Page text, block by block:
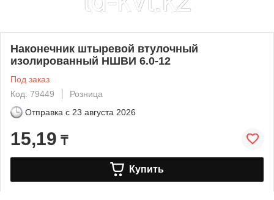
Наконечник штыревой втулочный
изолированный НШВИ 6.0-12
Под заказ
Код: 79449
Розница
Отправка с 23 августа 2026
15,19 ₸
Купить